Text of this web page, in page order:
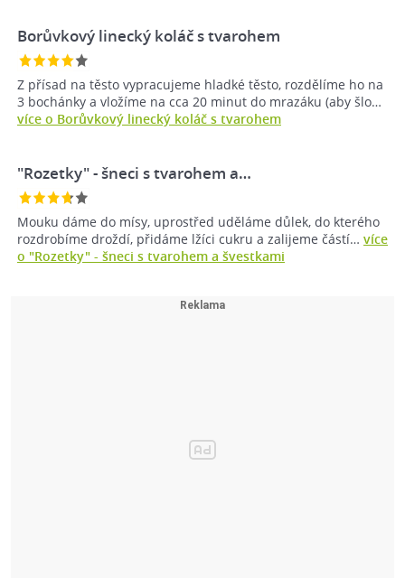
Borůvkový linecký koláč s tvarohem
Z přísad na těsto vypracujeme hladké těsto, rozdělíme ho na
3 bochánky a vložíme na cca 20 minut do mrazáku (aby šlo…
více o Borůvkový linecký koláč s tvarohem
"Rozetky" - šneci s tvarohem a…
Mouku dáme do mísy, uprostřed uděláme důlek, do kterého
rozdrobíme droždí, přidáme lžíci cukru a zalijeme částí… více
o "Rozetky" - šneci s tvarohem a švestkami